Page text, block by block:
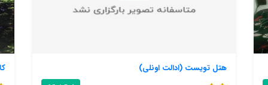
کاپتاون ریزورت